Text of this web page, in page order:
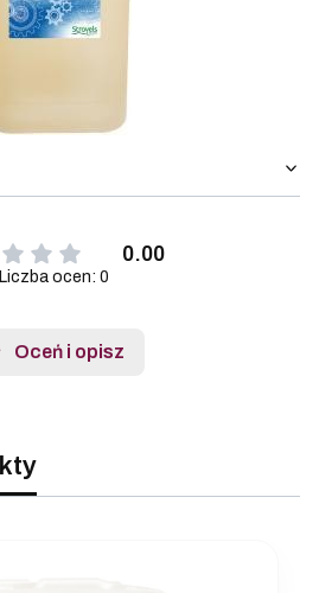
0.00
Liczba ocen: 0
Oceń i opisz